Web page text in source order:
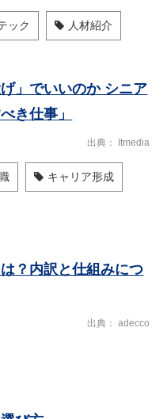
ック 人材紹介
」でいいのか シニア
き仕事」
出典 Itmedia
キャリア形成
？内訳と仕組みにつ
出典 adecco